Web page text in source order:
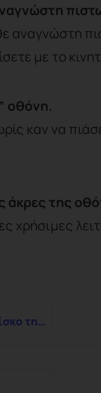
αναγνώστη
με το
οθόνη.
καν να
άκρες της
χρήσιμες
Η Samsung λανσάρει τον καλύτερο SSD δίσκο της αγοράς